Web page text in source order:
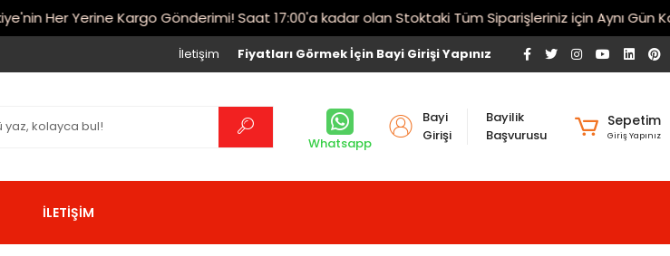
Her Yerine Kargo Gönderimi! Saat 17:00'a kadar olan Stoktaki Tüm Siparişleriniz için Aynı Gün
Fiyatları Görmek İçin Bayi Girişi Yapınız
İletişim
Whatsapp
Bayi
Girişi
Bayilik
Başvurusu
Sepetim
Giriş Yapınız
İLETİŞİM